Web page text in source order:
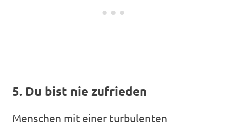
5. Du bist nie zufrieden
Menschen mit einer turbulenten